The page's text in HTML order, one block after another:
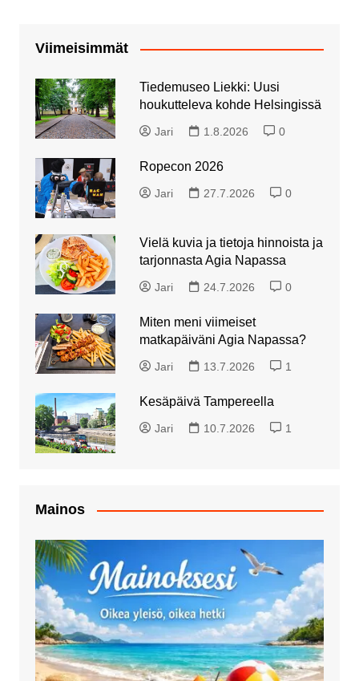
Viimeisimmät
Tiedemuseo Liekki: Uusi
houkutteleva kohde Helsingissä
Jari 1.8.2026 0
Ropecon 2026
Jari 27.7.2026 0
Vielä kuvia ja tietoja hinnoista ja
tarjonnasta Agia Napassa
Jari 24.7.2026 0
Miten meni viimeiset
matkapäiväni Agia Napassa?
Jari 13.7.2026 1
Kesäpäivä Tampereella
Jari 10.7.2026 1
Mainos